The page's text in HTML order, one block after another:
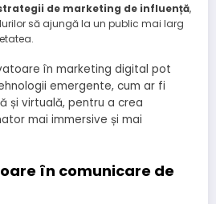
de marketing de influență,
să ajungă la un public mai larg
în marketing digital pot
emergente, cum ar fi
și virtuală, pentru a crea
mai immersive și mai
în comunicare de